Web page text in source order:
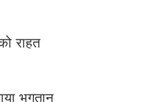
राहत
भुगतान